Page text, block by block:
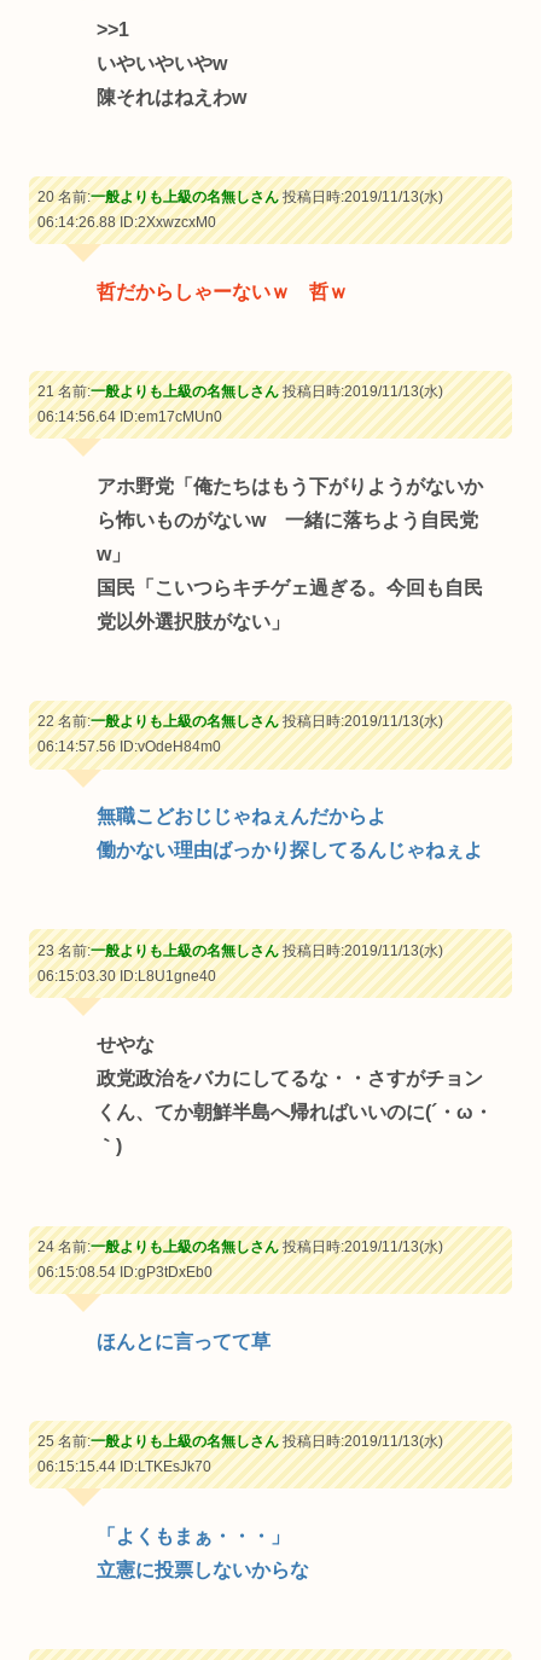
>>1
いやいやいやw
陳それはねえわw
20 名前:一般よりも上級の名無しさん投稿日時:2019/11/13(水)
06:14:26.88ID:2XxwzcxM0
哲だからしゃーないｗ 哲ｗ
21 名前:一般よりも上級の名無しさん投稿日時:2019/11/13(水)
06:14:56.64ID:em17cMUn0
アホ野党「俺たちはもう下がりようがないか
ら怖いものがないw 一緒に落ちよう自民党
w」
国民「こいつらキチゲェ過ぎる。今回も自民
党以外選択肢がない」
22 名前:一般よりも上級の名無しさん投稿日時:2019/11/13(水)
06:14:57.56ID:vOdeH84m0
無職こどおじじゃねぇんだからよ
働かない理由ばっかり探してるんじゃねぇよ
23 名前:一般よりも上級の名無しさん投稿日時:2019/11/13(水)
06:15:03.30ID:L8U1gne40
せやな
政党政治をバカにしてるな・・さすがチョン
くん、てか朝鮮半島へ帰ればいいのに(´・ω・
｀)
24 名前:一般よりも上級の名無しさん投稿日時:2019/11/13(水)
06:15:08.54ID:gP3tDxEb0
ほんとに言ってて草
25 名前:一般よりも上級の名無しさん投稿日時:2019/11/13(水)
06:15:15.44ID:LTKEsJk70
「よくもまぁ・・・」
立憲に投票しないからな